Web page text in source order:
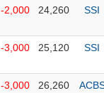
-2,000 24,260 SSI
-3,000 25,120 SSI
-3,000 26,260